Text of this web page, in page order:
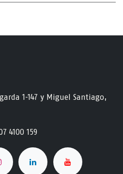
1-147 y Miguel Santiago,
4100 159